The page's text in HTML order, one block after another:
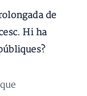
de
Hi ha